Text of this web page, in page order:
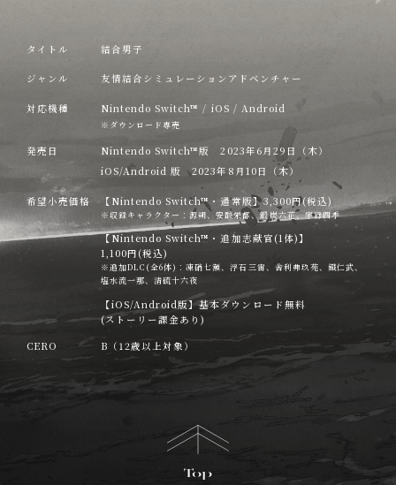
タイトル 結合男子
ジャンル 友情結合シミュレーションアドベンチャー
対応機種 Nintendo Switch™ / iOS / Android
※ダウンロード専売
発売日
Nintendo Switch™版 2023年6月29日（木）
iOS/Android 版 2023年8月10日（木）
希望小売価格 【Nintendo Switch™・通常版】3,300円(税込)
※収録キャラクター：源朔、安酸栄都、鍛炭六花、宇緑四季
【Nintendo Switch™・追加志献官(1体)】
1,100円(税込)
※追加DLC(全6体)：凍硝七瀬、浮石三宙、舎利弗玖苑、鐵仁武、
塩水流一那、清硫十六夜
【iOS/Android版】基本ダウンロード無料
(ストーリー課金あり)
CERO B（12歳以上対象）
Top